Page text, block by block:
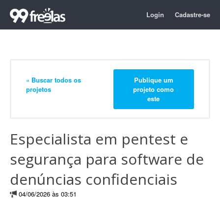
Login Cadastre-se
« Buscar todos os
projetos
Publique um
projeto como
este
Especialista em pentest e
segurança para software de
denúncias confidenciais
04/06/2026 às 03:51